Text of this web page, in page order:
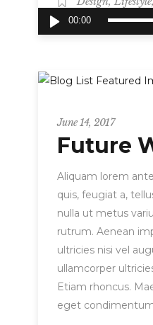
Audio
Player
00:00
June 14, 2017
Future
Aliquam lorem
quis, feugiat a,
nulla ut metus
rutrum. Aenean
ultricies nisi vel
ullamcorper
Etiam rhoncus.
eget